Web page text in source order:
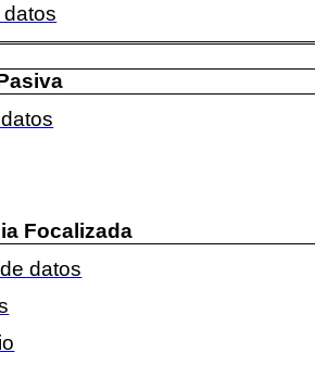
Focalizada
datos